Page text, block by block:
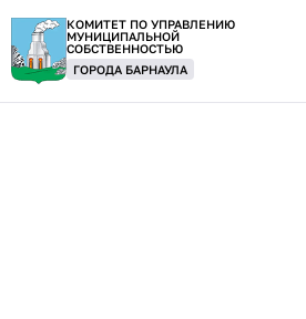
КОМИТЕТ ПО УПРАВЛЕНИЮ
МУНИЦИПАЛЬНОЙ
СОБСТВЕННОСТЬЮ
ГОРОДА БАРНАУЛА